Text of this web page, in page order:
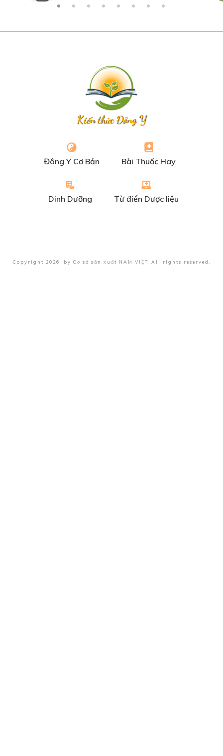
Kiến thức Đông Y
Đông Y Cơ Bản Bài Thuốc Hay
Dinh Dưỡng Từ điển Dược liệu
Copyright 2026 by Cơ sở sản xuất NAM VIỆT , All rights reserved.